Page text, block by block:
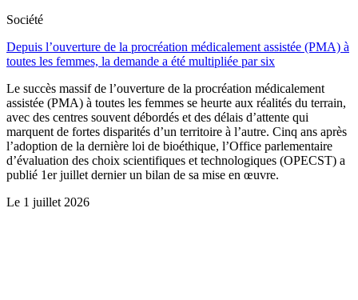
Société
Depuis l’ouverture de la procréation médicalement assistée (PMA) à
toutes les femmes, la demande a été multipliée par six
Le succès massif de l’ouverture de la procréation médicalement
assistée (PMA) à toutes les femmes se heurte aux réalités du terrain,
avec des centres souvent débordés et des délais d’attente qui
marquent de fortes disparités d’un territoire à l’autre. Cinq ans après
l’adoption de la dernière loi de bioéthique, l’Office parlementaire
d’évaluation des choix scientifiques et technologiques (OPECST) a
publié 1er juillet dernier un bilan de sa mise en œuvre.
Le 1 juillet 2026